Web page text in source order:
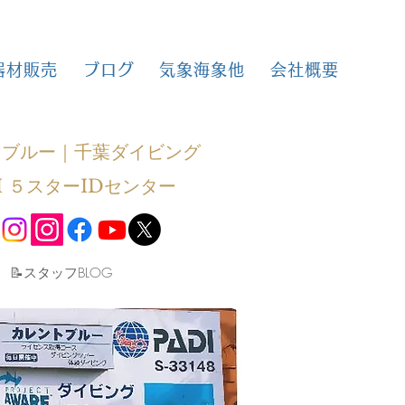
材販売 ブログ 気象海象他 会社概要
ルー｜千葉ダイビング
スターIDセンター
​📝スタッフBLOG